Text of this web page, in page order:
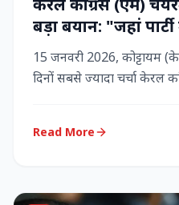
बड़ा बयान: "जहां
बनी रहेगी" – LDF के
15 जनवरी 2026, कोट्टायम
दिनों सबसे ज्यादा चर्चा केरल
Read More